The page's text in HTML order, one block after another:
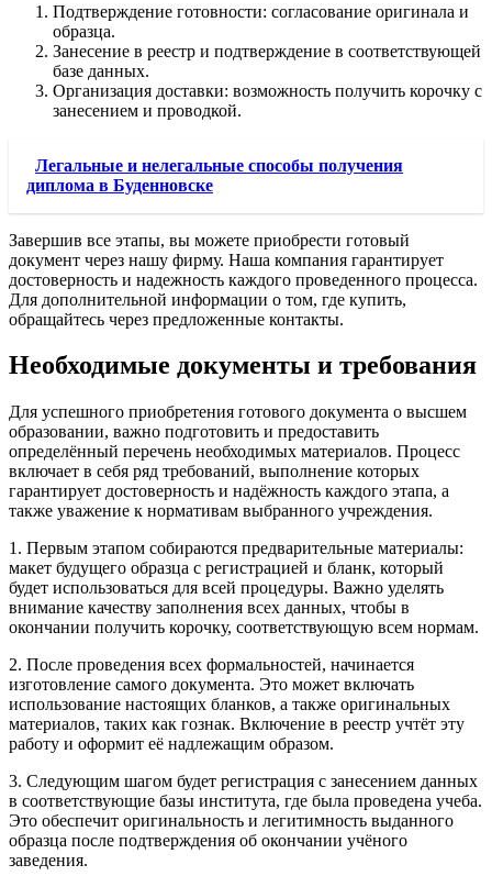
Подтверждение готовности: согласование оригинала и
образца.
Занесение в реестр и подтверждение в соответствующей
базе данных.
Организация доставки: возможность получить корочку с
занесением и проводкой.
Легальные и нелегальные способы получения
диплома в Буденновске
Завершив все этапы, вы можете приобрести готовый
документ через нашу фирму. Наша компания гарантирует
достоверность и надежность каждого проведенного процесса.
Для дополнительной информации о том, где купить,
обращайтесь через предложенные контакты.
Необходимые документы и требования
Для успешного приобретения готового документа о высшем
образовании, важно подготовить и предоставить
определённый перечень необходимых материалов. Процесс
включает в себя ряд требований, выполнение которых
гарантирует достоверность и надёжность каждого этапа, а
также уважение к нормативам выбранного учреждения.
1. Первым этапом собираются предварительные материалы:
макет будущего образца с регистрацией и бланк, который
будет использоваться для всей процедуры. Важно уделять
внимание качеству заполнения всех данных, чтобы в
окончании получить корочку, соответствующую всем нормам.
2. После проведения всех формальностей, начинается
изготовление самого документа. Это может включать
использование настоящих бланков, а также оригинальных
материалов, таких как гознак. Включение в реестр учтёт эту
работу и оформит её надлежащим образом.
3. Следующим шагом будет регистрация с занесением данных
в соответствующие базы института, где была проведена учеба.
Это обеспечит оригинальность и легитимность выданного
образца после подтверждения об окончании учёного
заведения.